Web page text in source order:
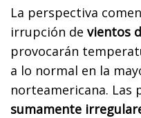
La perspectiva
irrupción de vientos
provocarán
a lo normal en la
norteamericana. Las
sumamente